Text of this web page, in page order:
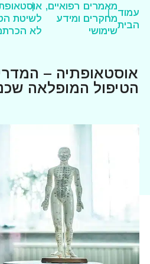
עמוד
הבית
מאמרים רפואיים,
מחקרים ומידע
שימושי
לשיטת
לא
אוסטאופתיה –
הטיפול המופלאה